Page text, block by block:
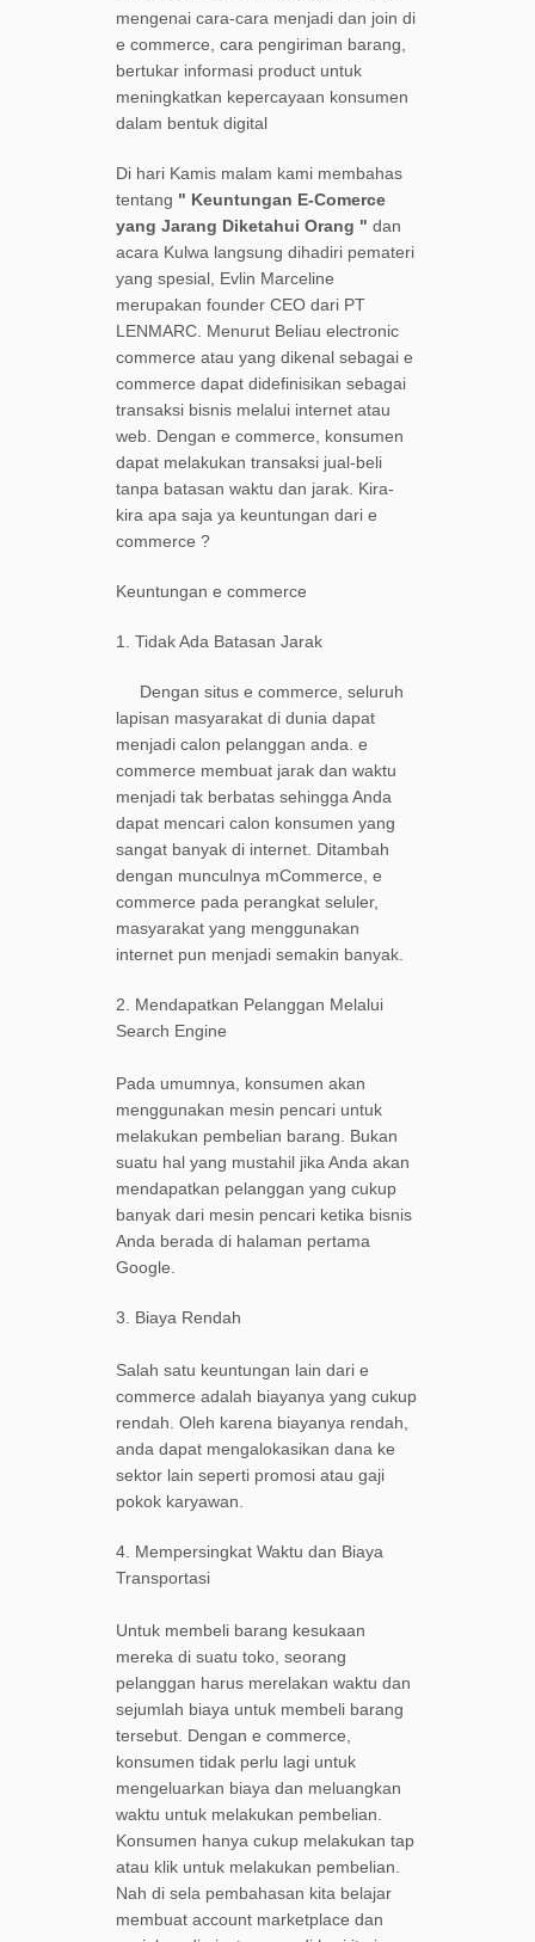
mengenai cara-cara menjadi dan join di
e commerce, cara pengiriman barang,
bertukar informasi product untuk
meningkatkan kepercayaan konsumen
dalam bentuk digital
Di hari Kamis malam kami membahas
tentang " Keuntungan E-Comerce
yang Jarang Diketahui Orang " dan
acara Kulwa langsung dihadiri pemateri
yang spesial, Evlin Marceline
merupakan founder CEO dari PT
LENMARC. Menurut Beliau electronic
commerce atau yang dikenal sebagai e
commerce dapat didefinisikan sebagai
transaksi bisnis melalui internet atau
web. Dengan e commerce, konsumen
dapat melakukan transaksi jual-beli
tanpa batasan waktu dan jarak. Kira-
kira apa saja ya keuntungan dari e
commerce ?
Keuntungan e commerce
1. Tidak Ada Batasan Jarak
Dengan situs e commerce, seluruh
lapisan masyarakat di dunia dapat
menjadi calon pelanggan anda. e
commerce membuat jarak dan waktu
menjadi tak berbatas sehingga Anda
dapat mencari calon konsumen yang
sangat banyak di internet. Ditambah
dengan munculnya mCommerce, e
commerce pada perangkat seluler,
masyarakat yang menggunakan
internet pun menjadi semakin banyak.
2. Mendapatkan Pelanggan Melalui
Search Engine
Pada umumnya, konsumen akan
menggunakan mesin pencari untuk
melakukan pembelian barang. Bukan
suatu hal yang mustahil jika Anda akan
mendapatkan pelanggan yang cukup
banyak dari mesin pencari ketika bisnis
Anda berada di halaman pertama
Google.
3. Biaya Rendah
Salah satu keuntungan lain dari e
commerce adalah biayanya yang cukup
rendah. Oleh karena biayanya rendah,
anda dapat mengalokasikan dana ke
sektor lain seperti promosi atau gaji
pokok karyawan.
4. Mempersingkat Waktu dan Biaya
Transportasi
Untuk membeli barang kesukaan
mereka di suatu toko, seorang
pelanggan harus merelakan waktu dan
sejumlah biaya untuk membeli barang
tersebut. Dengan e commerce,
konsumen tidak perlu lagi untuk
mengeluarkan biaya dan meluangkan
waktu untuk melakukan pembelian.
Konsumen hanya cukup melakukan tap
atau klik untuk melakukan pembelian.
Nah di sela pembahasan kita belajar
membuat account marketplace dan